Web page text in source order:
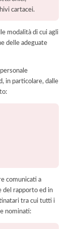
cartacei.
modalità di cui agli
delle adeguate
in particolare, dalle
comunicati a
del rapporto ed in
tra cui tutti i
nominati: